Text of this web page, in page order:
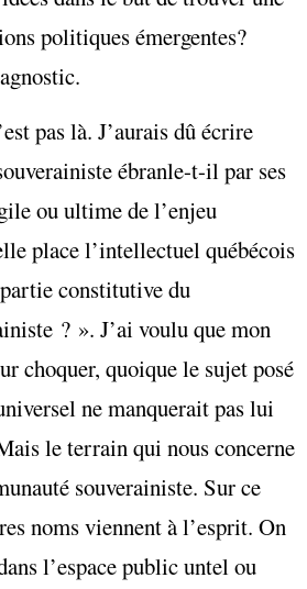
politiques émergentes?
pas là. J’aurais dû écrire
ébranle-t-il par ses
ou ultime de l’enjeu
place l’intellectuel québécois
constitutive du
? ». J’ai voulu que mon
choquer, quoique le sujet posé
ne manquerait pas lui
le terrain qui nous concerne
souverainiste. Sur ce
noms viennent à l’esprit. On
l’espace public untel ou